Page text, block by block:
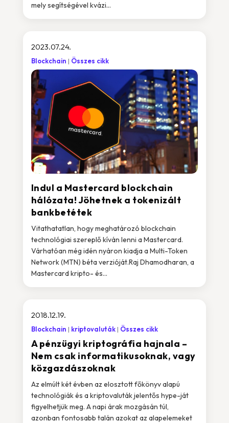
mely segítségével kvázi...
Indul a Mastercard blockchain
hálózata! Jöhetnek a tokenizált
bankbetétek
2023.07.24.
Blockchain Összes cikk
Vitathatatlan, hogy meghatározó blockchain
technológiai szereplő kíván lenni a Mastercard.
Várhatóan még idén nyáron kiadja a Multi-Token
Network (MTN) béta verzióját.Raj Dhamodharan, a
Mastercard kripto- és...
A pénzügyi kriptográfia hajnala –
Nem csak informatikusoknak, vagy
közgazdászoknak
2018.12.19.
Blockchain kriptovaluták Összes cikk
Az elmúlt két évben az elosztott főkönyv alapú
technológiák és a kriptovaluták jelentős hype-ját
figyelhetjük meg. A napi árak mozgásán túl,
azonban fontosabb talán azokat az alapelemeket